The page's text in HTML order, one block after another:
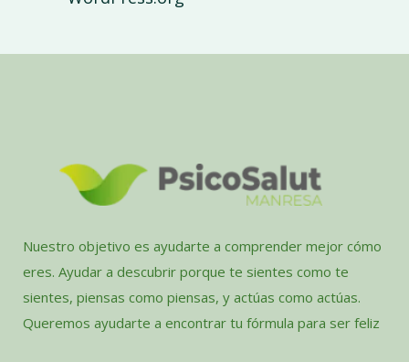
Nuestro objetivo es ayudarte a comprender mejor cómo
eres. Ayudar a descubrir porque te sientes como te
sientes, piensas como piensas, y actúas como actúas.
Queremos ayudarte a encontrar tu fórmula para ser feliz